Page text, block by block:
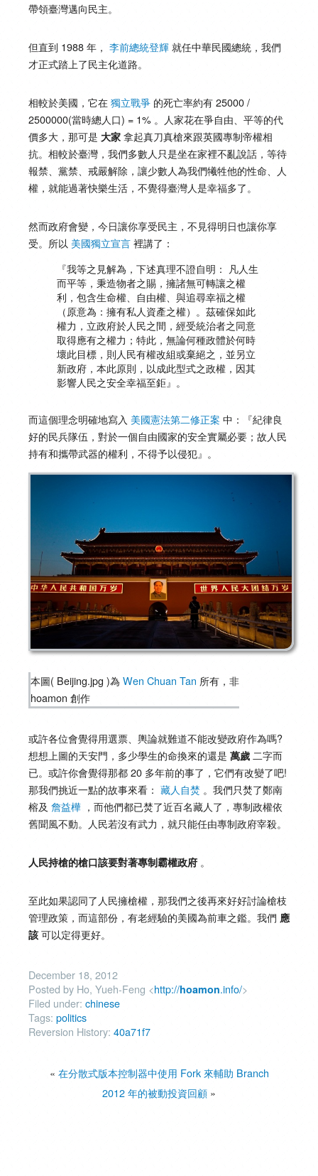
帶領臺灣邁向民主。
但直到 1988 年， 李前總統登輝就任中華民國總統，我們
才正式踏上了民主化道路。
相較於美國，它在獨立戰爭 的死亡率約有 25000 /
2500000(當時總人口) = 1% 。人家花在爭自由、平等的代
價多大，那可是 大家 拿起真刀真槍來跟英國專制帝權相
抗。相較於臺灣，我們多數人只是坐在家裡不亂說話，等待
報禁、黨禁、戒嚴解除，讓少數人為我們犧牲他的性命、人
權，就能過著快樂生活，不覺得臺灣人是幸福多了。
然而政府會變，今日讓你享受民主，不見得明日也讓你享
受。所以 美國獨立宣言裡講了：
『我等之見解為，下述真理不證自明： 凡人生
而平等，秉造物者之賜，擁諸無可轉讓之權
利，包含生命權、自由權、與追尋幸福之權
（原意為：擁有私人資產之權）。茲確保如此
權力，立政府於人民之間，經受統治者之同意
取得應有之權力；特此，無論何種政體於何時
壞此目標，則人民有權改組或棄絕之，並另立
新政府，本此原則，以成此型式之政權，因其
影響人民之安全幸福至鉅』。
而這個理念明確地寫入 美國憲法第二修正案 中：『紀律良
好的民兵隊伍，對於一個自由國家的安全實屬必要；故人民
持有和攜帶武器的權利，不得予以侵犯』。
本圖( Beijing.jpg )為 Wen Chuan Tan 所有，非
hoamon 創作
或許各位會覺得用選票、輿論就難道不能改變政府作為嗎?
想想上圖的天安門，多少學生的命換來的還是 萬歲 二字而
已。或許你會覺得那都 20 多年前的事了，它們有改變了吧!
那我們挑近一點的故事來看： 藏人自焚 。我們只焚了鄭南
榕及 詹益樺 ，而他們都已焚了近百名藏人了，專制政權依
舊聞風不動。人民若沒有武力，就只能任由專制政府宰殺。
人民持槍的槍口該要對著專制霸權政府 。
至此如果認同了人民擁槍權，那我們之後再來好好討論槍枝
管理政策，而這部份，有老經驗的美國為前車之鑑。我們 應
該可以定得更好。
December 18, 2012
Posted by Ho, Yueh-Feng <http://hoamon.info/>
Filed under: chinese
Tags: politics
Reversion History: 40a71f7
« 在分散式版本控制器中使用 Fork 來輔助 Branch
2012 年的被動投資回顧 »